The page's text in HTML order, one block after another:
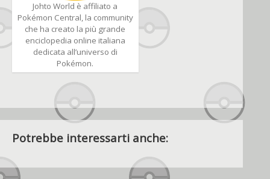
Johto World è affiliato a
Pokémon Central, la community
che ha creato la più grande
enciclopedia online italiana
dedicata all’universo di
Pokémon.
Potrebbe interessarti anche: